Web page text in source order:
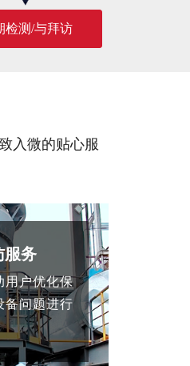
检测/与拜访
入微的贴心服
服务
用户优化保
备问题进行